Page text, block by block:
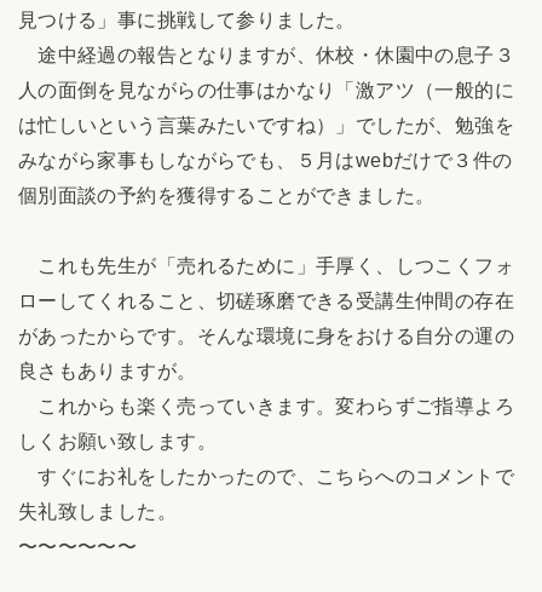
見つける」事に挑戦して参りました。
途中経過の報告となりますが、休校・休園中の息子３
人の面倒を見ながらの仕事はかなり「激アツ（一般的に
は忙しいという言葉みたいですね）」でしたが、勉強を
みながら家事もしながらでも、５月はwebだけで３件の
個別面談の予約を獲得することができました。
これも先生が「売れるために」手厚く、しつこくフォ
ローしてくれること、切磋琢磨できる受講生仲間の存在
があったからです。そんな環境に身をおける自分の運の
良さもありますが。
これからも楽く売っていきます。変わらずご指導よろ
しくお願い致します。
すぐにお礼をしたかったので、こちらへのコメントで
失礼致しました。
〜〜〜〜〜〜